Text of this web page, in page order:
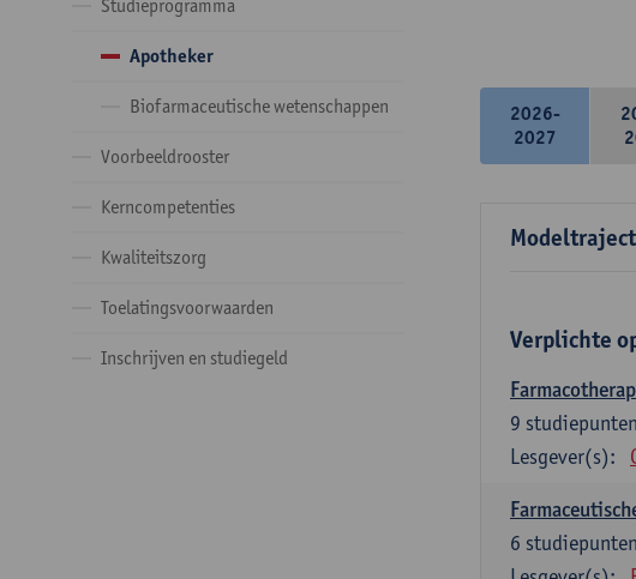
Studieprogramma
Apotheker
Biofarmaceutische wetenschappen
Voorbeeldrooster
Kerncompetenties
Kwaliteitszorg
Toelatingsvoorwaarden
Inschrijven en studiegeld
2026-
2027
Verplichte
9 studiepunten
Lesgever(s):
6 studiepunten